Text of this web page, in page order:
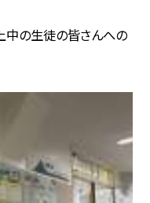
中の生徒の皆さんへの